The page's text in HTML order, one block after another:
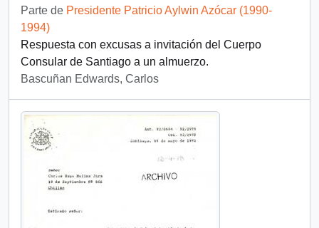
Parte de Presidente Patricio Aylwin Azócar (1990-
1994)
Respuesta con excusas a invitación del Cuerpo
Consular de Santiago a un almuerzo.
Bascuñan Edwards, Carlos